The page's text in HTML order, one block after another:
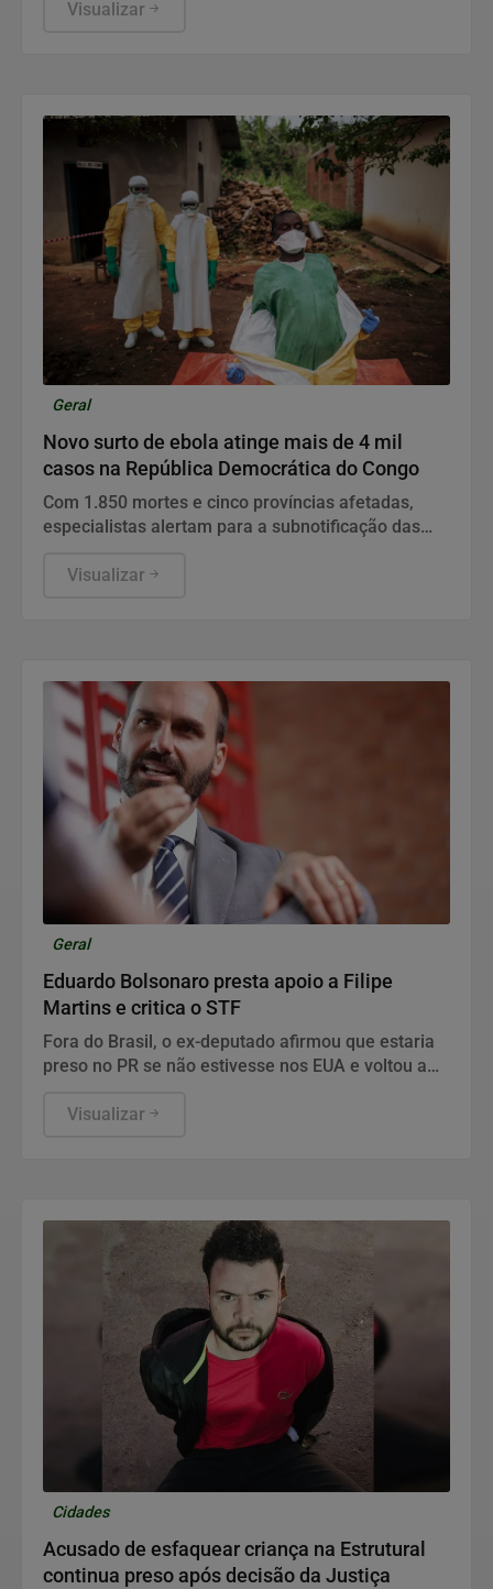
Visualizar
Geral
Novo surto de ebola atinge mais de 4 mil
casos na República Democrática do Congo
Com 1.850 mortes e cinco províncias afetadas,
especialistas alertam para a subnotificação das
Visualizar
Geral
Eduardo Bolsonaro presta apoio a Filipe
Martins e critica o STF
Fora do Brasil, o ex-deputado afirmou que estaria
preso no PR se não estivesse nos EUA e voltou a
Moraes.
Visualizar
Cidades
Acusado de esfaquear criança na Estrutural
continua preso após decisão da Justiça